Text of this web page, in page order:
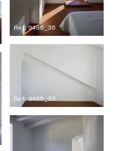
Ref: 9496_36
Ref: 9496_39